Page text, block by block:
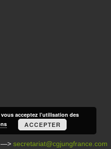
—>secretariat@cgjungfrance.com
acceptez l’utilisation des
ACCEPTER